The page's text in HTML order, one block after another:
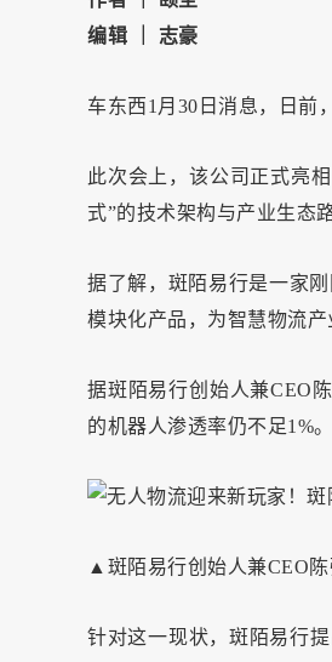
编辑 ｜ 志豪
车东西1月30日消息，日前
此次会上，该公司正式亮
式”的技术架构与产业生态
据了解，斑陌易行是一家
模块化产品，为智慧物流产
据斑陌易行创始人兼CEO
的机器人渗透率仍不足1%。
▲斑陌易行创始人兼CEO陈
针对这一现状，斑陌易行